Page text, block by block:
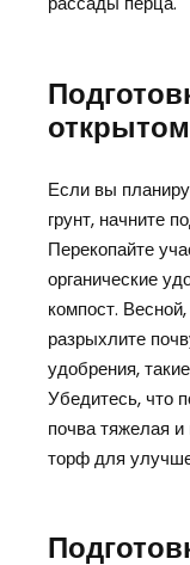
Если вы
грунт, начните
Перекопайте
органические
компост.
разрыхлите
удобрения,
Убедитесь, что
почва тяжелая и
торф для